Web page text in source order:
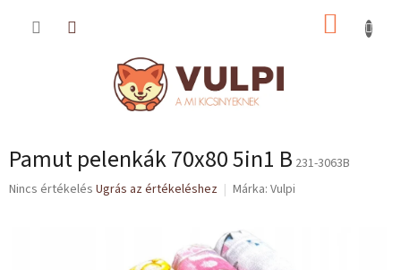
KOSÁR
Pamut pelenkák 70x80 5in1 B 231-3063B
A
Nincs értékelés Ugrás az értékeléshez Márka: Vulpi